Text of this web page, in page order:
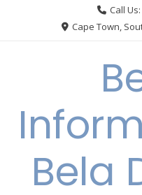
Call
Cape Town,
Bela